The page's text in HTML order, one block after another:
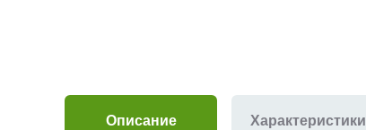
Описание Характеристики